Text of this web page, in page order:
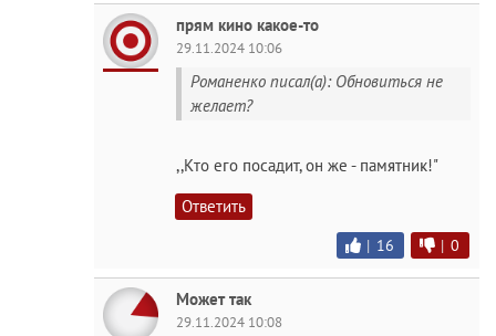
прям кино какое-то
29.11.2024 10:06
Романенко писал(а): Обновиться не
желает?
,,Кто его посадит, он же - памятник!"
Ответить
| 16 | 0
Может так
29.11.2024 10:08